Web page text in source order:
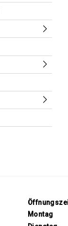
Montag